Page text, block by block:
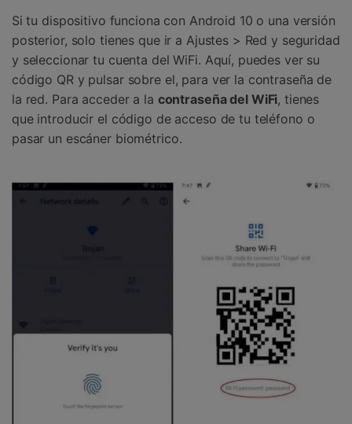
󠀰Si tu dispositivo funciona con Android 10 o una versión
posterior, solo tienes que ir a Ajustes > Red y seguridad
y seleccionar tu cuenta del WiFi.󠀲󠀩󠀥󠀦󠀨󠀣󠀤󠀨󠀳󠀰 Aquí, puedes ver su
código QR y pulsar sobre el, para ver la contraseña de
la red.󠀲󠀩󠀥󠀦󠀨󠀣󠀤󠀩󠀳󠀰 Para acceder a la contraseña del WiFi, tienes
que introducir el código de acceso de tu teléfono o
pasar un escáner biométrico.